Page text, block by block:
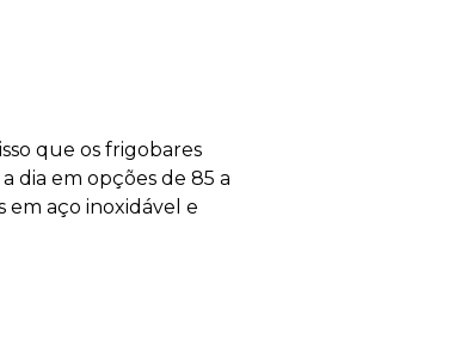
que os frigobares
dia em opções de 85 a
em aço inoxidável e